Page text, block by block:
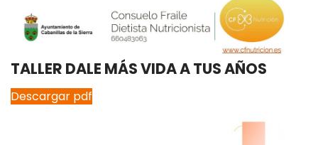
TALLER DALE MÁS VIDA A TUS AÑOS
Descargar pdf